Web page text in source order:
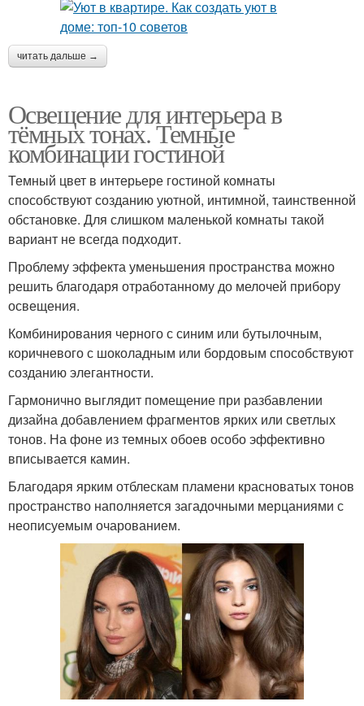
читать дальше →
Освещение для интерьера в
тёмных тонах. Темные
комбинации гостиной
Темный цвет в интерьере гостиной комнаты
способствуют созданию уютной, интимной, таинственной
обстановке. Для слишком маленькой комнаты такой
вариант не всегда подходит.
Проблему эффекта уменьшения пространства можно
решить благодаря отработанному до мелочей прибору
освещения.
Комбинирования черного с синим или бутылочным,
коричневого с шоколадным или бордовым способствуют
созданию элегантности.
Гармонично выглядит помещение при разбавлении
дизайна добавлением фрагментов ярких или светлых
тонов. На фоне из темных обоев особо эффективно
вписывается камин.
Благодаря ярким отблескам пламени красноватых тонов
пространство наполняется загадочными мерцаниями с
неописуемым очарованием.